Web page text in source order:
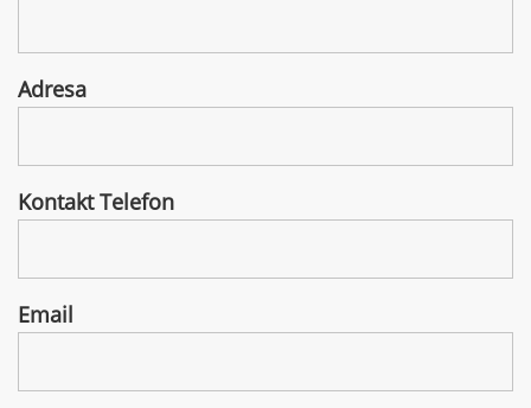
Adresa
Kontakt Telefon
Email